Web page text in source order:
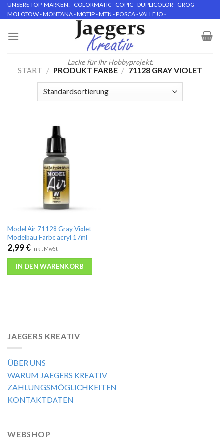
Skip
to
UNSERE TOP-MARKEN: - COLORMATIC - COPIC - DUPLICOLOR - GROG -
MOLOTOW - MONTANA - MOTIP - MTN - POSCA - VALLEJO -
Lacke für Ihr Hobbyprojekt.
START / PRODUKT FARBE / 71128 GRAY VIOLET
Model Air 71128 Gray Violet
Modelbau Farbe acryl 17ml
2,99€ inkl. MwSt
IN DEN WARENKORB
JAEGERS KREATIV
ÜBER UNS
WARUM JAEGERS KREATIV
ZAHLUNGSMÖGLICHKEITEN
KONTAKTDATEN
WEBSHOP